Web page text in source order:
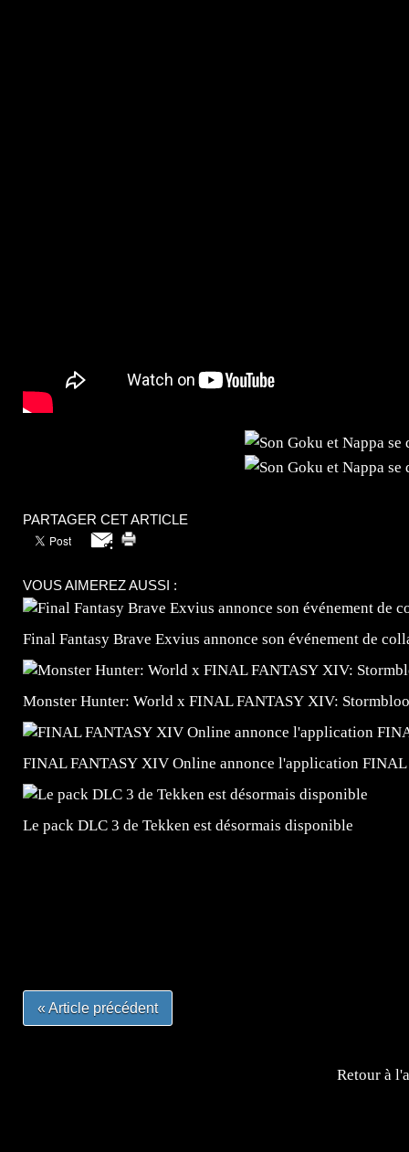
PARTAGER CET ARTICLE
VOUS AIMEREZ AUSSI :
Final Fantasy Brave Exvius annonce son événement de
Monster Hunter: World x FINAL FANTASY XIV:
FINAL FANTASY XIV Online annonce l'application
Le pack DLC 3 de Tekken est désormais disponible
« Article précédent
Retour à